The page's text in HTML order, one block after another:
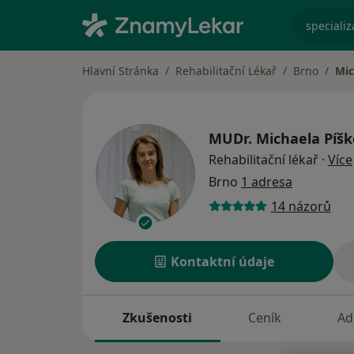
Hlavní Stránka Rehabilitační Lékař Brno
MUDr. Michaela
Rehabilitační lékař · Více
Brno 1 adresa
14 názorů
Kontaktní údaje
Zkušenosti Ceník